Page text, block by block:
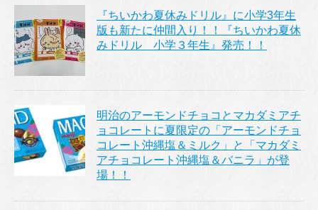
『ちいかわ夏休みドリル』に小学3年生
版も新たに仲間入り！！『ちいかわ夏休
みドリル 小学３年生』発売！！
明治のアーモンドチョコとマカダミアチ
ョコレートに夏限定の「アーモンドチョ
コレート沖縄塩＆ミルク」と「マカダミ
アチョコレート沖縄塩＆バニラ」が登
場！！